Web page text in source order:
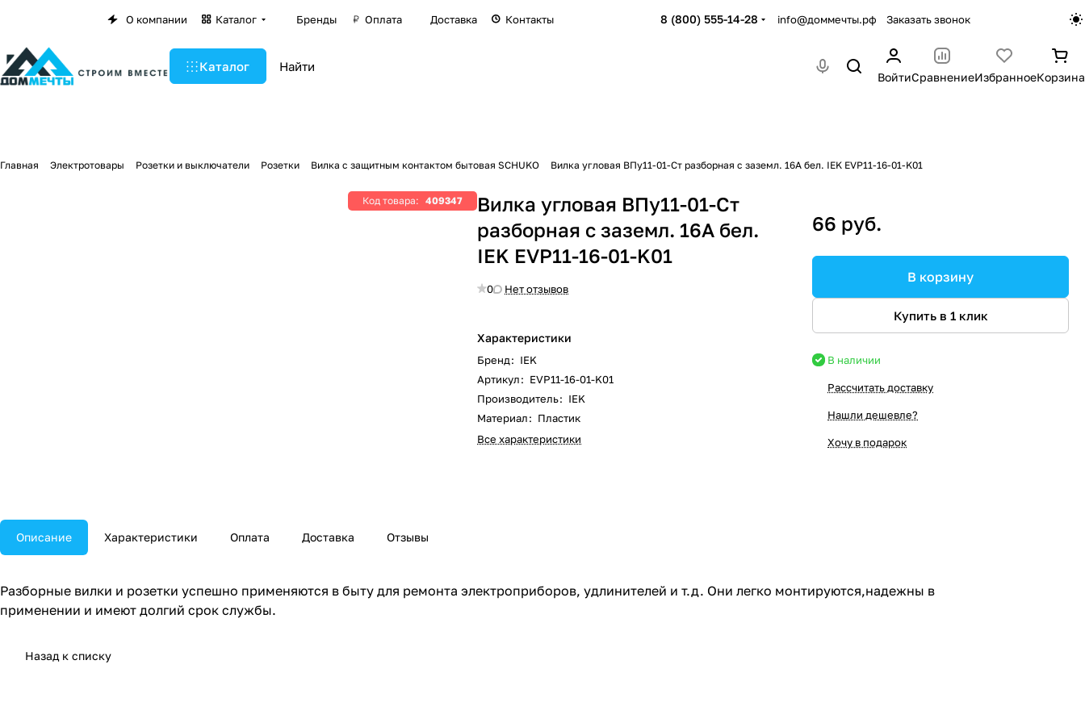
О компании Каталог Бренды Оплата Доставка Контакты 8 (800) 555-14-28 info@доммечты.рф Заказать звонок
Каталог
ВойтиСравнениеИзбранноеКорзина
Главная Электротовары Розетки и выключатели Розетки Вилка с защитным контактом бытовая SCHUKO Вилка угловая ВПу11-01-Ст разборная с заземл. 16А бел. IEK EVP11-16-01-K01
Код товара: 409347
Вилка угловая ВПу11-01-Ст
разборная с заземл. 16А бел.
IEK EVP11-16-01-K01
0 Нет отзывов
Характеристики
Бренд: IEK
Артикул: EVP11-16-01-K01
Производитель: IEK
Материал: Пластик
Все характеристики
66 руб.
В корзину
Купить в 1 клик
В наличии
Рассчитать доставку
Нашли дешевле?
Хочу в подарок
Описание Характеристики Оплата Доставка Отзывы
Разборные вилки и розетки успешно применяются в быту для ремонта электроприборов, удлинителей и т.д. Они легко монтируются,надежны в
применении и имеют долгий срок службы.
Назад к списку